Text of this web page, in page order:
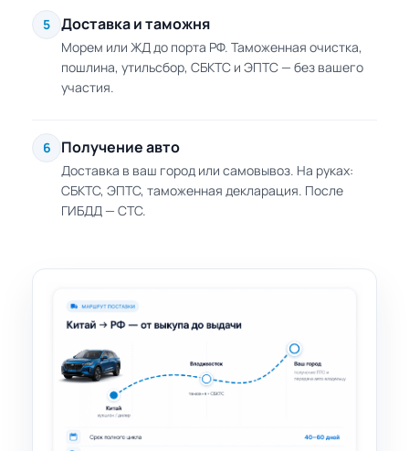
5 Доставка и таможня
Морем или ЖД до порта РФ. Таможенная очистка,
пошлина, утильсбор, СБКТС и ЭПТС — без вашего
участия.
6 Получение авто
Доставка в ваш город или самовывоз. На руках:
СБКТС, ЭПТС, таможенная декларация. После
ГИБДД — СТС.